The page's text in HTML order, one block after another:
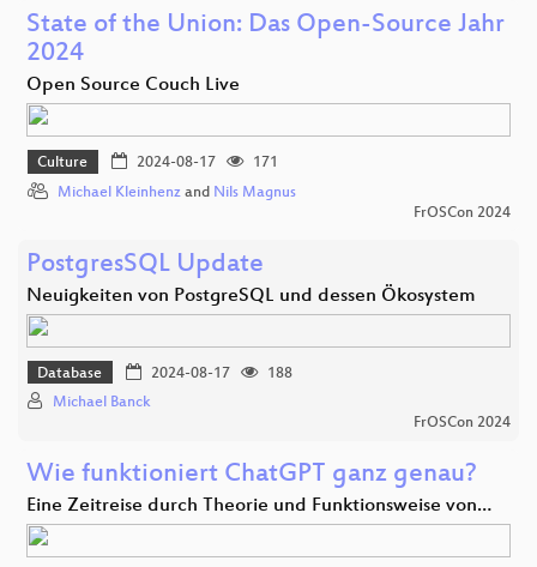
State of the Union: Das Open-Source Jahr
2024
Open Source Couch Live
Culture 2024-08-17
171
Michael Kleinhenz and Nils Magnus
FrOSCon 2024
PostgresSQL Update
Neuigkeiten von PostgreSQL und dessen Ökosystem
Database 2024-08-17
188
Michael Banck
FrOSCon 2024
Wie funktioniert ChatGPT ganz genau?
Eine Zeitreise durch Theorie und Funktionsweise von…